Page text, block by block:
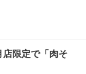
限定で「肉そ